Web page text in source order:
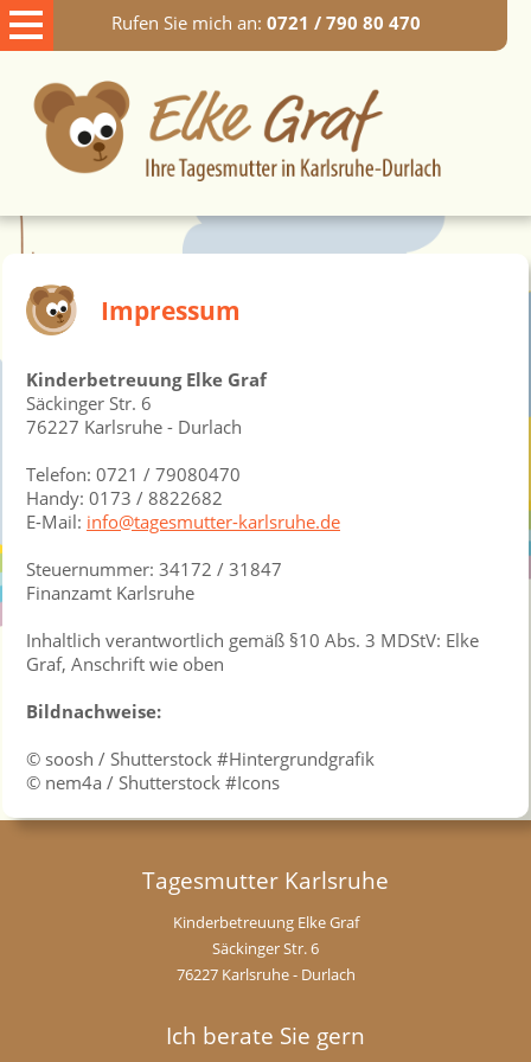
Rufen Sie mich an: 0721 / 790 80 470
Impressum
Kinderbetreuung Elke Graf
Säckinger Str. 6
76227 Karlsruhe - Durlach
Telefon: 0721 / 79080470
Handy: 0173 / 8822682
E-Mail: info@tagesmutter-karlsruhe.de
Steuernummer: 34172 / 31847
Finanzamt Karlsruhe
Inhaltlich verantwortlich gemäß §10 Abs. 3 MDStV: Elke
Graf, Anschrift wie oben
Bildnachweise:
© soosh / Shutterstock #Hintergrundgrafik
© nem4a / Shutterstock #Icons
Tagesmutter Karlsruhe
Kinderbetreuung Elke Graf
Säckinger Str. 6
76227 Karlsruhe - Durlach
Ich berate Sie gern